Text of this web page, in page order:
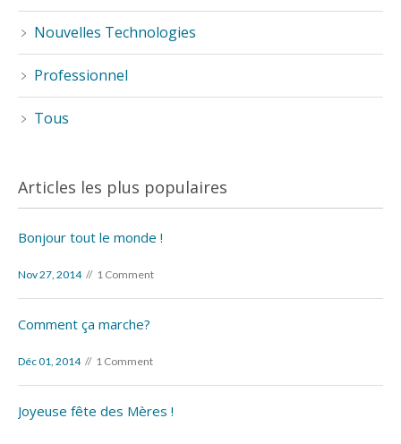
Nouvelles Technologies
Professionnel
Tous
Articles les plus populaires
Bonjour tout le monde !
Nov 27, 2014 1 Comment
Comment ça marche?
Déc 01, 2014 1 Comment
Joyeuse fête des Mères !